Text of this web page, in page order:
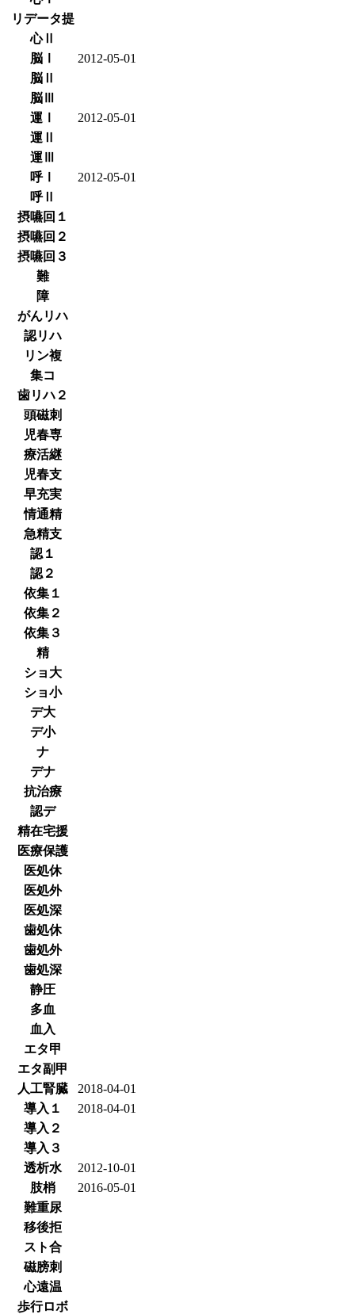
リデータ提
心Ⅱ
脳Ⅰ
2012-05-01
脳Ⅱ
脳Ⅲ
運Ⅰ
2012-05-01
運Ⅱ
運Ⅲ
呼Ⅰ
2012-05-01
呼Ⅱ
摂嚥回１
摂嚥回２
摂嚥回３
難
障
がんリハ
認リハ
リン複
集コ
歯リハ２
頭磁刺
児春専
療活継
児春支
早充実
情通精
急精支
認１
認２
依集１
依集２
依集３
精
ショ大
ショ小
デ大
デ小
ナ
デナ
抗治療
認デ
精在宅援
医療保護
医処休
医処外
医処深
歯処休
歯処外
歯処深
静圧
多血
血入
エタ甲
エタ副甲
人工腎臓
2018-04-01
導入１
2018-04-01
導入２
導入３
透析水
2012-10-01
肢梢
2016-05-01
難重尿
移後拒
スト合
磁膀刺
心遠温
歩行ロボ